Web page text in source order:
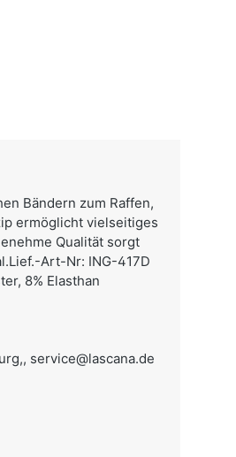
Bändern zum Raffen,
ermöglicht vielseitiges
Qualität sorgt
Art-Nr: ING-417D
8% Elasthan
service@lascana.de